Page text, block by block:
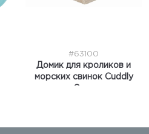
#63100
Домик для кроликов и
морских свинок Cuddly